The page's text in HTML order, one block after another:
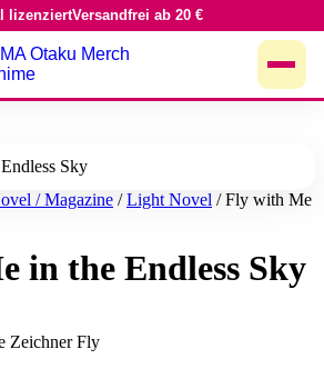
lizenziertVersandfrei ab 20 €
/ Magazine /Light Novel / Fly with Me
in the Endless Sky
Zeichner Fly